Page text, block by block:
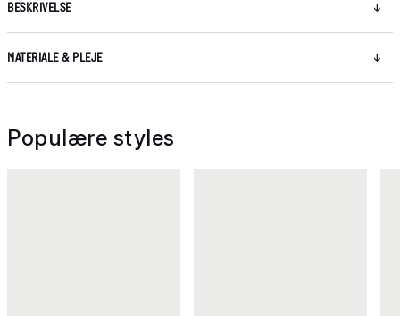
BESKRIVELSE
MATERIALE & PLEJE
Populære styles